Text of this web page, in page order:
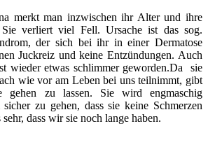
merkt man inzwischen ihr Alter und ihre
Sie verliert viel Fell. Ursache ist das sog.
der sich bei ihr in einer Dermatose
Juckreiz und keine Entzündungen. Auch
wieder etwas schlimmer geworden.Da sie
wie vor am Leben bei uns teilnimmt, gibt
gehen zu lassen. Sie wird engmaschig
zu gehen, dass sie keine Schmerzen
dass wir sie noch lange haben.